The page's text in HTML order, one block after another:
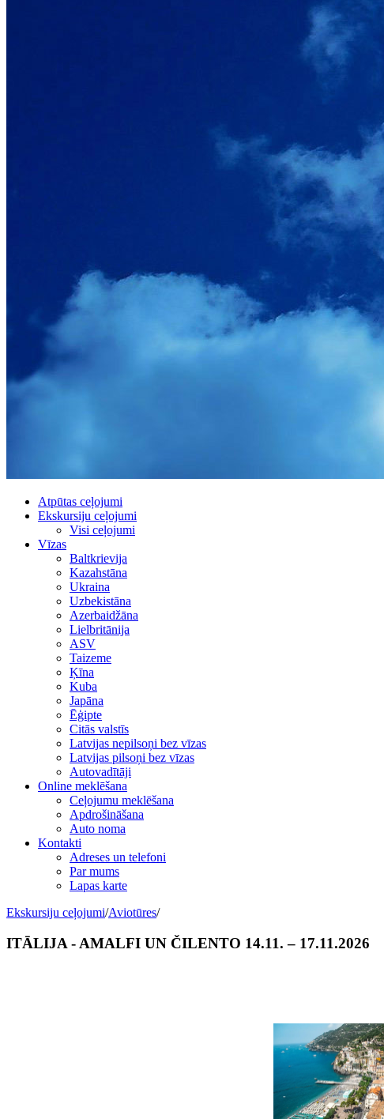
Atpūtas ceļojumi
Ekskursiju ceļojumi
Visi ceļojumi
Vīzas
Baltkrievija
Kazahstāna
Ukraina
Uzbekistāna
Azerbaidžāna
Lielbritānija
ASV
Taizeme
Ķīna
Kuba
Japāna
Ēģipte
Citās valstīs
Latvijas nepilsoņi bez vīzas
Latvijas pilsoņi bez vīzas
Autovadītāji
Online meklēšana
Ceļojumu meklēšana
Apdrošināšana
Auto noma
Kontakti
Adreses un telefoni
Par mums
Lapas karte
Ekskursiju ceļojumi/Aviotūres/
ITĀLIJA - AMALFI UN ČILENTO 14.11. – 17.11.2026